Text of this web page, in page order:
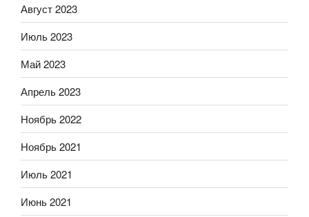
Август 2023
Июль 2023
Май 2023
Апрель 2023
Ноябрь 2022
Ноябрь 2021
Июль 2021
Июнь 2021